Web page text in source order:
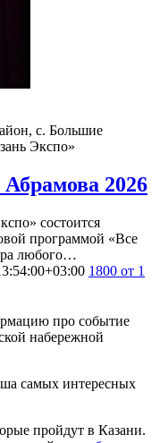
с. Большие
Экспо»
2026
состоится
программой «Все
любого…
1800 от 1
про событие
набережной
самых интересных
пройдут в Казани.